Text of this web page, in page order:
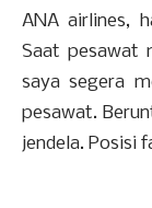
ANA airlines,
Saat pesawat
saya segera
pesawat.
jendela. Posisi